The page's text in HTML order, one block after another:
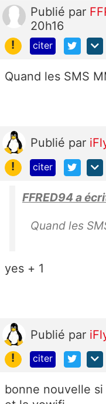
Publié par
20h16
!
citer
Quand les SMS
Publié par
!
citer
FFRED94 a
Quand les
yes + 1
Publié par
!
citer
bonne nouvelle